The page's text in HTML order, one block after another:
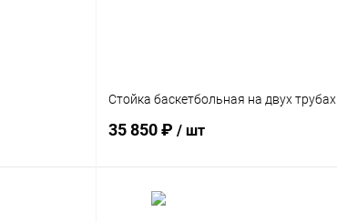
Стойка баскетбольная на двух трубах
35 850 ₽ / шт